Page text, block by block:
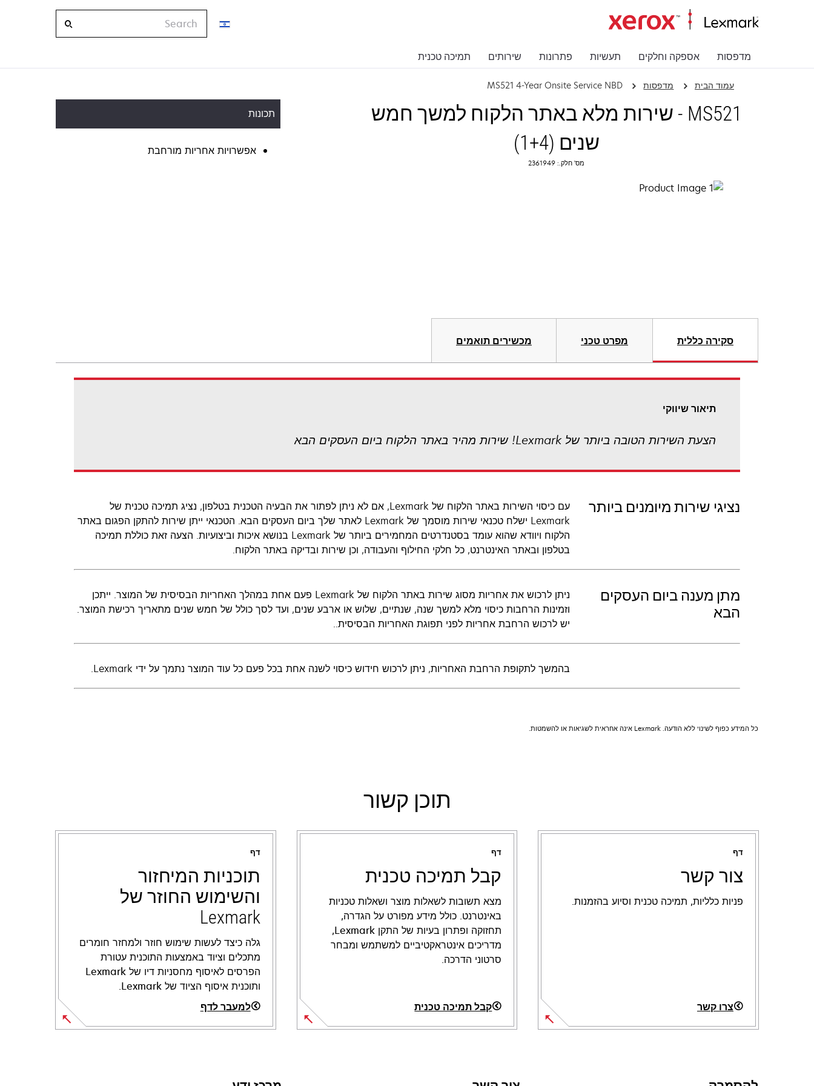
מדפסות אספקה וחלקים תעשיות פתרונות שירותים תמיכה טכנית
Search
עמוד הבית מדפסות MS521 4-Year Onsite Service NBD
MS521 - שירות מלא באתר הלקוח למשך חמש
שנים (1+4)
מס' חלק.: 2361949
תכונות
אפשרויות אחריות מורחבת
סקירה כללית מפרט טכני מכשירים תואמים
תיאור שיווקי
הצעת השירות הטובה ביותר של Lexmark! שירות מהיר באתר הלקוח ביום העסקים הבא
נציגי שירות מיומנים ביותר
עם כיסוי השירות באתר הלקוח של Lexmark, אם לא ניתן לפתור את הבעיה הטכנית בטלפון, נציג תמיכה טכנית של
Lexmark ישלח טכנאי שירות מוסמך של Lexmark לאתר שלך ביום העסקים הבא. הטכנאי ייתן שירות להתקן הפגום באתר
הלקוח ויוודא שהוא עומד בסטנדרטים המחמירים ביותר של Lexmark בנושא איכות וביצועיות. הצעה זאת כוללת תמיכה
בטלפון ובאתר האינטרנט, כל חלקי החילוף והעבודה, וכן שירות ובדיקה באתר הלקוח.
מתן מענה ביום העסקים
הבא
ניתן לרכוש את אחריות מסוג שירות באתר הלקוח של Lexmark פעם אחת במהלך האחריות הבסיסית של המוצר. ייתכן
וזמינות הרחבות כיסוי מלא למשך שנה, שנתיים, שלוש או ארבע שנים, ועד לסך כולל של חמש שנים מתאריך רכישת המוצר.
יש לרכוש הרחבת אחריות לפני תפוגת האחריות הבסיסית..
בהמשך לתקופת הרחבת האחריות, ניתן לרכוש חידוש כיסוי לשנה אחת בכל פעם כל עוד המוצר נתמך על ידי Lexmark.
כל המידע כפוף לשינוי ללא הודעה. Lexmark אינה אחראית לשגיאות או להשמטות.
תוכן קשור
דף
צור קשר
פניות כלליות, תמיכה טכנית וסיוע בהזמנות.
צרו קשר
דף
קבל תמיכה טכנית
מצא תשובות לשאלות מוצר ושאלות טכניות
באינטרנט. כולל מידע מפורט על הגדרה,
תחזוקה ופתרון בעיות של התקן Lexmark,
מדריכים אינטראקטיביים למשתמש ומבחר
סרטוני הדרכה.
קבל תמיכה טכנית
opens
דף
תוכניות המיחזור
והשימוש החוזר של
Lexmark
גלה כיצד לעשות שימוש חוזר ולמחזר חומרים
מתכלים וציוד באמצעות התוכנית עטורת
הפרסים לאיסוף מחסניות דיו של Lexmark
ותוכנית איסוף הציוד של Lexmark.
למעבר לדף